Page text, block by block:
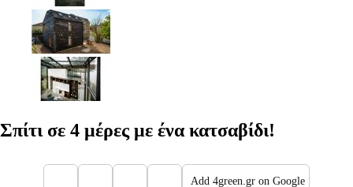
Σπίτι σε 4 μέρες με ένα κατσαβίδι!
Add 4green.gr on Google